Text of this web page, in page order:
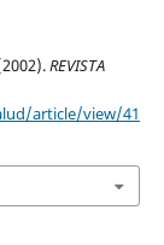
REVISTA
article/view/41